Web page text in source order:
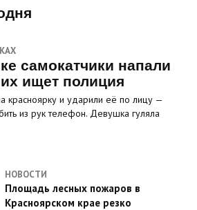
самокатчики напали
ищет полиция
красноярку и ударили её по лицу —
из рук телефон. Девушка гуляла
НОВОСТИ
Площадь лесных пожаров в
Красноярском крае резко